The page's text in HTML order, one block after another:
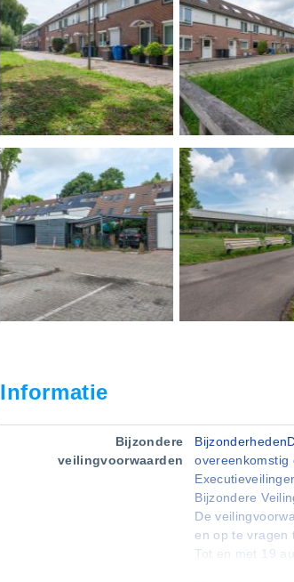
Informatie
Bijzondere
veilingvoorwaarden
overeenkomstig
Bijzondere
De
en op te vragen
Tot en met 19